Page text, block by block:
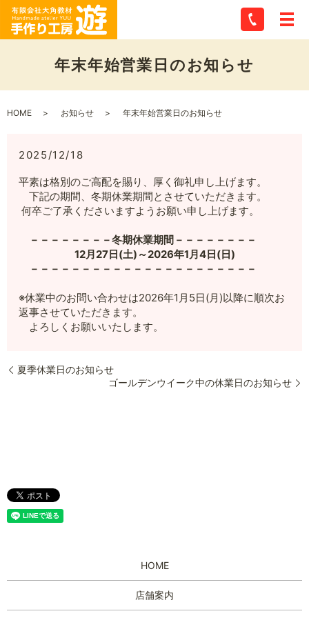
年末年始営業日のお知らせ
HOME お知らせ 年末年始営業日のお知らせ
2025/12/18
平素は格別のご高配を賜り、厚く御礼申し上げます。
下記の期間、冬期休業期間とさせていただきます。
何卒ご了承くださいますようお願い申し上げます。
－－－－－－－－冬期休業期間－－－－－－－－
12月27日(土)～2026年1月4日(日)
－－－－－－－－－－－－－－－－－－－－－－
※休業中のお問い合わせは2026年1月5日(月)以降に順次お
返事させていただきます。
よろしくお願いいたします。
夏季休業日のお知らせ
ゴールデンウイーク中の休業日のお知らせ
HOME
店舗案内